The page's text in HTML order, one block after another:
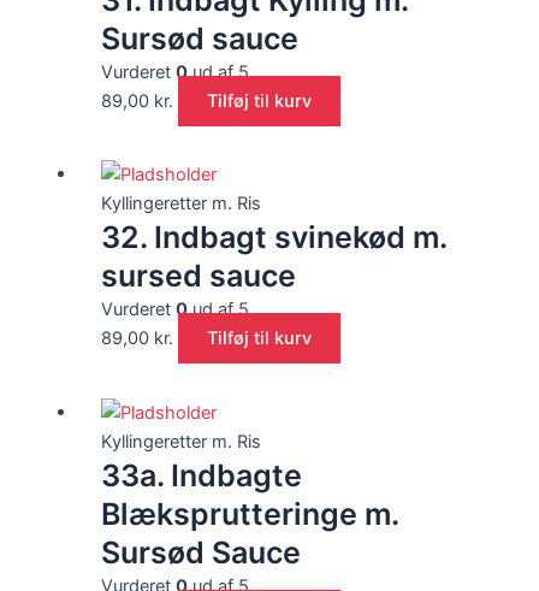
Sursød sauce
Vurderet 0ud af 5
89,00 kr. Tilføj til kurv
Kyllingeretter m. Ris
32. Indbagt svinekød m.
sursed sauce
Vurderet 0ud af 5
89,00 kr. Tilføj til kurv
Kyllingeretter m. Ris
33a. Indbagte
Blæksprutteringe m.
Sursød Sauce
Vurderet 0ud af 5